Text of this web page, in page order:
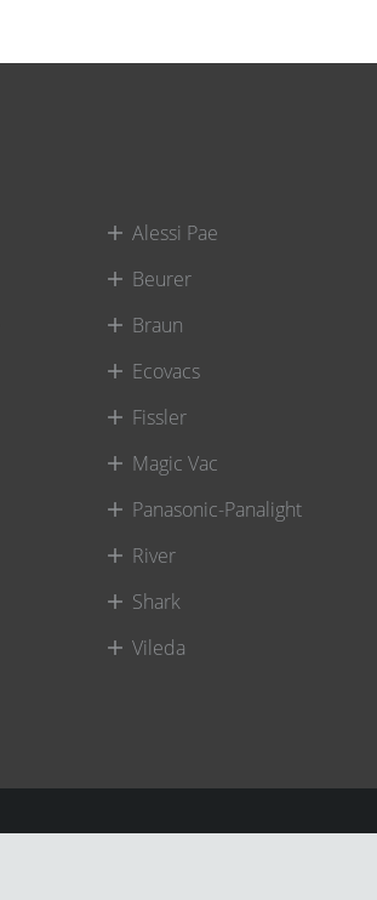
Alessi Pae
Beurer
Braun
Ecovacs
Fissler
Magic Vac
Panasonic-Panalight
River
Shark
Vileda